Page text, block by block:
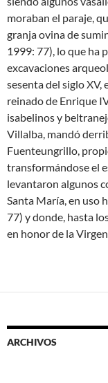
moraban el paraje,
granja ovina de
1999: 77), lo que ha
excavaciones
sesenta del siglo XV,
reinado de Enrique
isabelinos y
Villalba, mandó
Fuenteungrillo,
transformándose el
levantaron algunos
Santa María, en uso
77) y donde, hasta
en honor de la
ARCHIVOS